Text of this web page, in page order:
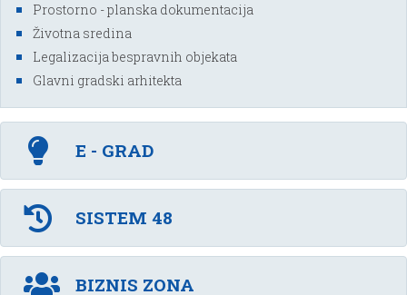
Prostorno - planska dokumentacija
Životna sredina
Legalizacija bespravnih objekata
Glavni gradski arhitekta
E - GRAD
SISTEM 48
BIZNIS ZONA